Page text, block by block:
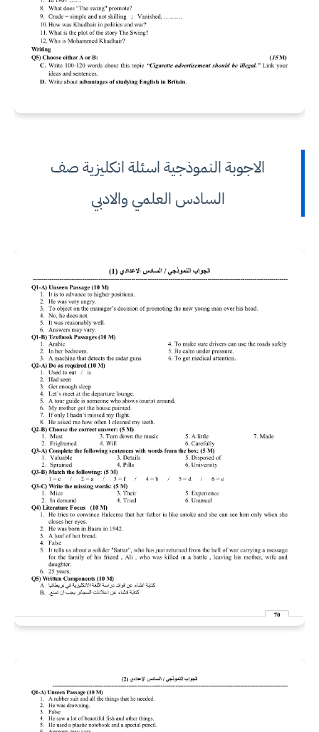
الاجوبة النموذجية اسئلة انكليزية صف
السادس العلمي والادبي